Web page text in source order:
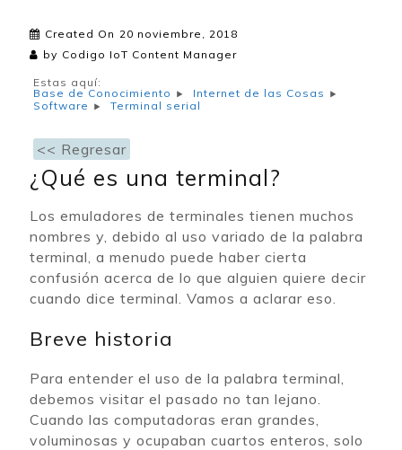
Created On 20 noviembre, 2018
by Codigo IoT Content Manager
Estas aquí:
Base de Conocimiento
Internet de las Cosas
Software
Terminal serial
<< Regresar
¿Qué es una terminal?
Los emuladores de terminales tienen muchos
nombres y, debido al uso variado de la palabra
terminal, a menudo puede haber cierta
confusión acerca de lo que alguien quiere decir
cuando dice terminal. Vamos a aclarar eso.
Breve historia
Para entender el uso de la palabra terminal,
debemos visitar el pasado no tan lejano.
Cuando las computadoras eran grandes,
voluminosas y ocupaban cuartos enteros, solo